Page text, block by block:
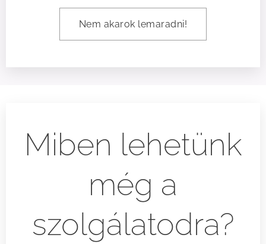
Nem akarok lemaradni!
Miben lehetünk
még a
szolgálatodra?